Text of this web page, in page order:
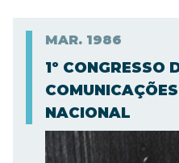
MAR. 1986
1º CONGRESSO
NACIONAL